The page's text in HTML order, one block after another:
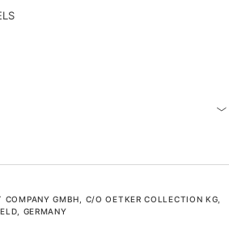
COMPANY GMBH, C/O OETKER COLLECTION KG,
GERMANY